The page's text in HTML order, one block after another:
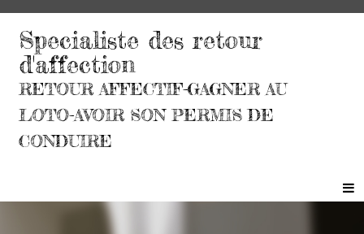
Specialiste des retour
d'affection
RETOUR AFFECTIF-GAGNER AU
LOTO-AVOIR SON PERMIS DE
CONDUIRE